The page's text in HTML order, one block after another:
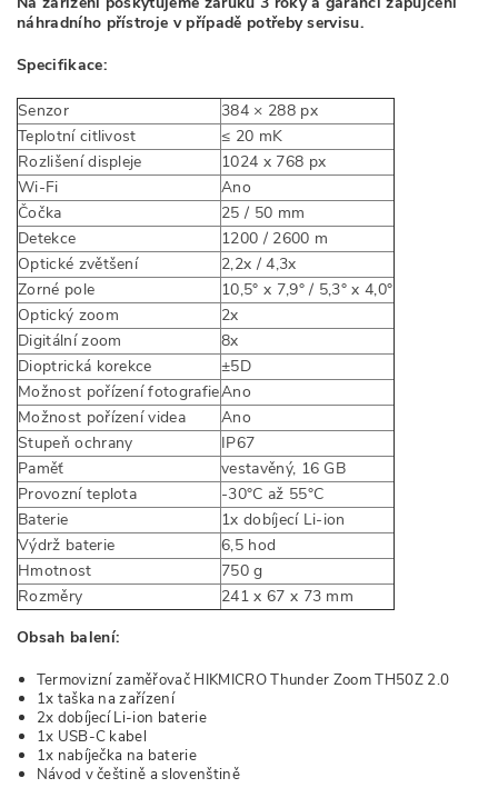
náhradního přístroje v případě potřeby servisu.
Specifikace:
Senzor
384 × 288 px
Teplotní citlivost
≤ 20 mK
Rozlišení displeje
1024 x 768 px
Wi-Fi
Ano
Čočka
25 / 50 mm
Detekce
1200 / 2600 m
Optické zvětšení
2,2x / 4,3x
Zorné pole
10,5° x 7,9° / 5,3° x 4,0°
Optický zoom
2x
Digitální zoom
8x
Dioptrická korekce
±5D
Možnost pořízení fotografieAno
Možnost pořízení videa
Ano
Stupeň ochrany
IP67
Paměť
vestavěný, 16 GB
Provozní teplota
-30°C až 55°C
Baterie
1x dobíjecí Li-ion
Výdrž baterie
6,5 hod
Hmotnost
750 g
Rozměry
241 x 67 x 73 mm
Obsah balení:
Termovizní zaměřovač HIKMICRO Thunder Zoom TH50Z 2.0
1x taška na zařízení
2x dobíjecí Li-ion baterie
1x USB-C kabel
1x nabíječka na baterie
Návod v češtině a slovenštině